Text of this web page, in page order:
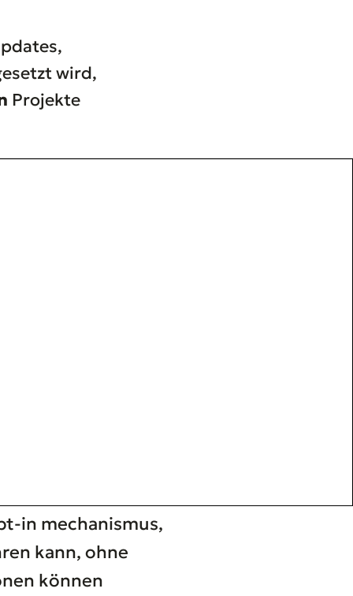
wird,
Projekte
in mechanismus,
kann, ohne
können